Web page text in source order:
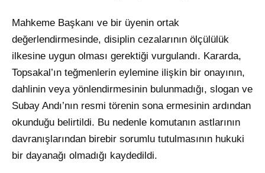
Mahkeme Başkanı ve bir üyenin ortak
değerlendirmesinde, disiplin cezalarının ölçülülük
ilkesine uygun olması gerektiği vurgulandı. Kararda,
Topsakal’ın teğmenlerin eylemine ilişkin bir onayının,
dahlinin veya yönlendirmesinin bulunmadığı, slogan ve
Subay Andı’nın resmi törenin sona ermesinin ardından
okunduğu belirtildi. Bu nedenle komutanın astlarının
davranışlarından birebir sorumlu tutulmasının hukuki
bir dayanağı olmadığı kaydedildi.